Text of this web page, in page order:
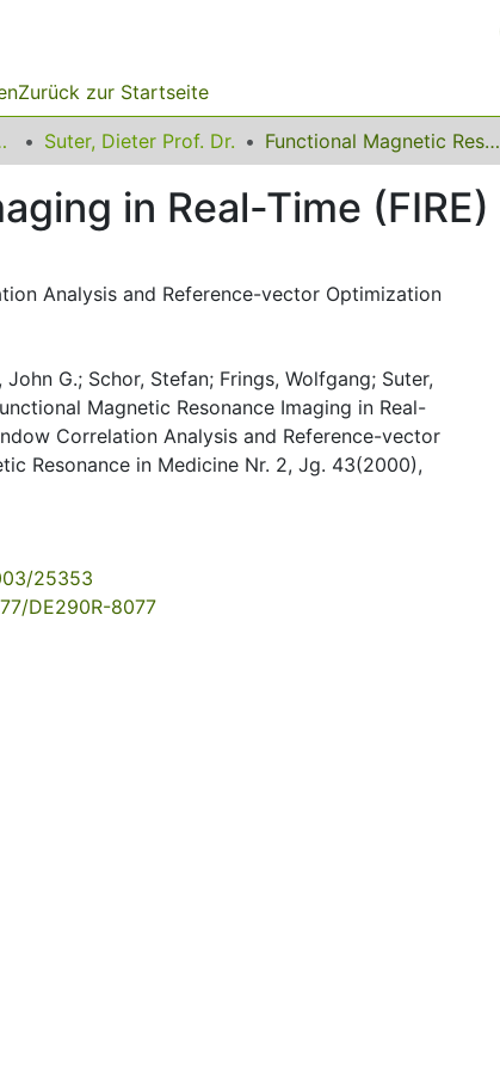
Zurück zur Startseite
Suter, Dieter Prof. Dr. Functional Magnetic Resonance Imaging in Real-Time (FIRE)
in Real-Time (FIRE)
Analysis and Reference-vector Optimization
John G.; Schor, Stefan; Frings, Wolfgang; Suter,
Magnetic Resonance Imaging in Real-
Correlation Analysis and Reference-vector
Resonance in Medicine Nr. 2, Jg. 43(2000),
25353
DE290R-8077